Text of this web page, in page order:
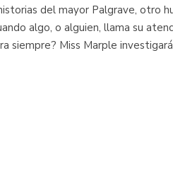
del mayor Palgrave, otro
algo, o alguien, llama su
siempre? Miss Marple